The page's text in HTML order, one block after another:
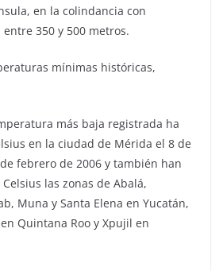
en la colindancia con
350 y 500 metros.
mínimas históricas,
más baja registrada ha
en la ciudad de Mérida el 8 de
febrero de 2006 y también han
las zonas de Abalá,
Muna y Santa Elena en Yucatán,
Quintana Roo y Xpujil en